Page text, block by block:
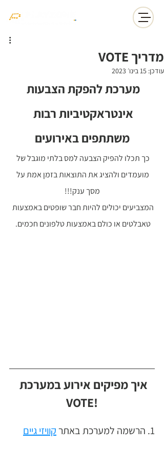
מדריך VOTE
עודכן: 15 בינו׳ 2023
מערכת להפקת הצבעות
אינטראקטיביות רבות
משתתפים באירועים
כך תכלו להפיק הצבעה למס בלתי מוגבל של
מועמדים ולהציג את התוצאות בזמן אמת על
מסך ענק!!!
המצביעים יכולים להיות חבר שופטים באמצעות
טאבלטים או כולם באמצעות טלפונים חכמים.
איך מפיקים אירוע במערכת
!VOTE
1. הרשמה למערכת באתר קוויזי גיים